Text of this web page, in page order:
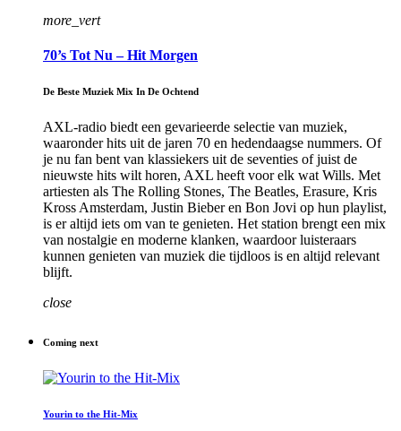
more_vert
70’s Tot Nu – Hit Morgen
De Beste Muziek Mix In De Ochtend
AXL-radio biedt een gevarieerde selectie van muziek,
waaronder hits uit de jaren 70 en hedendaagse nummers. Of
je nu fan bent van klassiekers uit de seventies of juist de
nieuwste hits wilt horen, AXL heeft voor elk wat Wills. Met
artiesten als The Rolling Stones, The Beatles, Erasure, Kris
Kross Amsterdam, Justin Bieber en Bon Jovi op hun playlist,
is er altijd iets om van te genieten. Het station brengt een mix
van nostalgie en moderne klanken, waardoor luisteraars
kunnen genieten van muziek die tijdloos is en altijd relevant
blijft.
close
Coming next
Yourin to the Hit-Mix